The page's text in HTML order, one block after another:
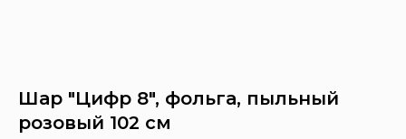
Шар "Цифр 8", фольга, пыльный
розовый 102 см